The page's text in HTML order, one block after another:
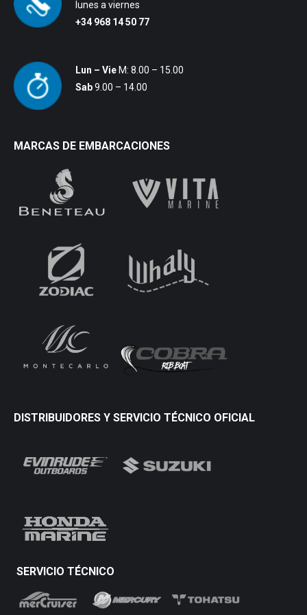
lunes a viernes
+34 968 14 50 77
Lun – Vie M: 8.00 – 15.00
Sab9.00 – 14.00
MARCAS DE EMBARCACIONES
DISTRIBUIDORES Y SERVICIO TÉCNICO OFICIAL
SERVICIO TÉCNICO